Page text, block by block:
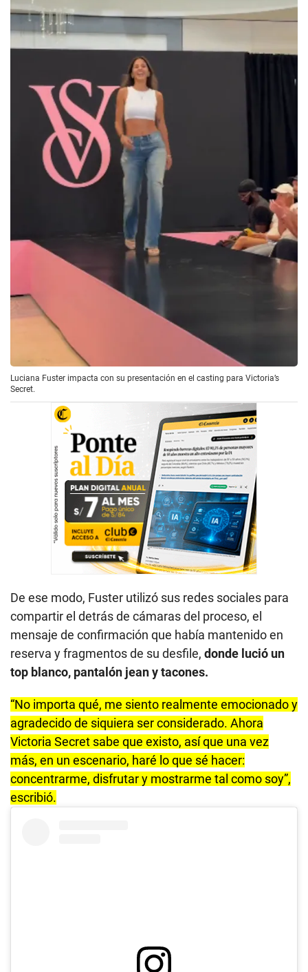
Luciana Fuster impacta con su presentación en el casting para Victoria’s
Secret.
De ese modo, Fuster utilizó sus redes sociales para
compartir el detrás de cámaras del proceso, el
mensaje de confirmación que había mantenido en
reserva y fragmentos de su desfile, donde lució un
top blanco, pantalón jean y tacones.
“No importa qué, me siento realmente emocionado y
agradecido de siquiera ser considerado. Ahora
Victoria Secret sabe que existo, así que una vez
más, en un escenario, haré lo que sé hacer:
concentrarme, disfrutar y mostrarme tal como soy”,
escribió.